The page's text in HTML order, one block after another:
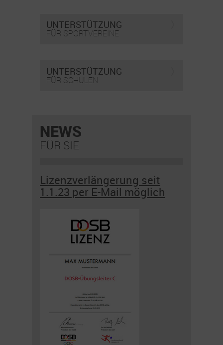
UNTERSTÜTZUNG
FÜR SPORTVEREINE
UNTERSTÜTZUNG
FÜR SCHULEN
NEWS
FÜR SIE
Lizenzverlängerung seit
1.1.23 per E-Mail möglich